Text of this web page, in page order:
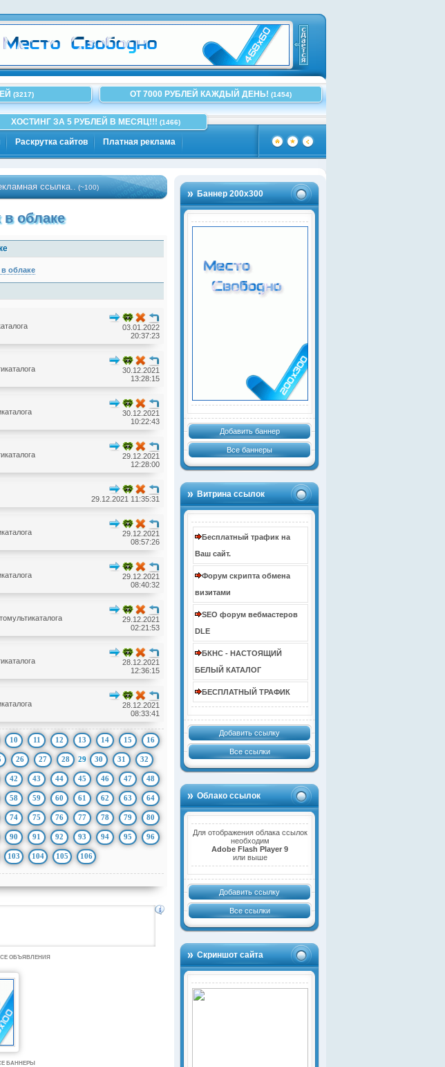
(3217) ОТ 7000 РУБЛЕЙ КАЖДЫЙ ДЕНЬ! (1454)
ХОСТИНГ ЗА 5 РУБЛЕЙ В МЕСЯЦ!!! (1466)
Раскрутка сайтов Платная реклама
Баннер 200х300
Добавить баннер
Все баннеры
Витрина ссылок
Бесплатный трафик на
Ваш сайт.
Форум скрипта обмена
визитами
SEO форум вебмастеров
DLE
БКНС - НАСТОЯЩИЙ
БЕЛЫЙ КАТАЛОГ
БЕСПЛАТНЫЙ ТРАФИК
Добавить ссылку
Все ссылки
Облако ссылок
Для отображения облака ссылок
необходим
Adobe Flash Player 9
или выше
Добавить ссылку
Все ссылки
Скриншот сайта
ссылка..(~100)
облаке
облаке
03.01.2022
20:37:23
30.12.2021
13:28:15
30.12.2021
10:22:43
29.12.2021
12:28:00
29.12.2021 11:35:31
29.12.2021
08:57:26
29.12.2021
08:40:32
29.12.2021
02:21:53
28.12.2021
12:36:15
28.12.2021
08:33:41
10 11 12 13 14 15 16
26 27 28 29 30 31 32
42 43 44 45 46 47 48
58 59 60 61 62 63 64
74 75 76 77 78 79 80
90 91 92 93 94 95 96
103 104 105 106
ОБЪЯВЛЕНИЯ
БАННЕРЫ